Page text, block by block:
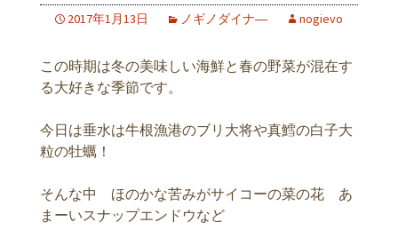
2017年1月13日 ノギノダイナ― nogievo
この時期は冬の美味しい海鮮と春の野菜が混在す
る大好きな季節です。
今日は垂水は牛根漁港のブリ大将や真鱈の白子大
粒の牡蠣！
そんな中 ほのかな苦みがサイコーの菜の花 あ
まーいスナップエンドウなど